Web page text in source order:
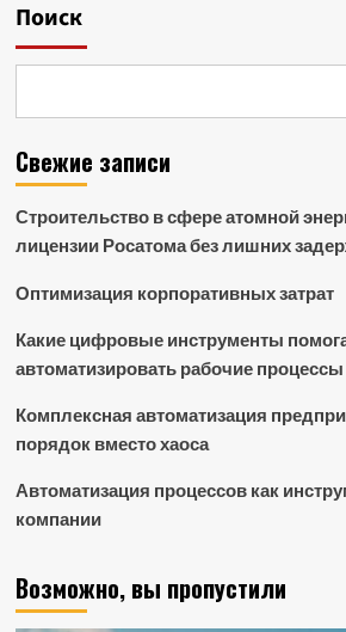
Поиск
Свежие записи
Строительство в сфере атомной
лицензии Росатома без лишних
Оптимизация корпоративных затрат
Какие цифровые инструменты
автоматизировать рабочие процессы
Комплексная автоматизация
порядок вместо хаоса
Автоматизация процессов как
компании
Возможно, вы пропустили